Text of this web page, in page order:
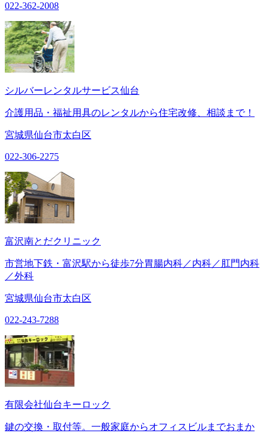
022-362-2008
シルバーレンタルサービス仙台
介護用品・福祉用具のレンタルから住宅改修、相談まで！
宮城県仙台市太白区
022-306-2275
富沢南とだクリニック
市営地下鉄・富沢駅から徒歩7分胃腸内科／内科／肛門内科
／外科
宮城県仙台市太白区
022-243-7288
有限会社仙台キーロック
鍵の交換・取付等。一般家庭からオフィスビルまでおまか